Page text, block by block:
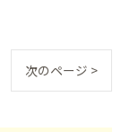
次のページ >